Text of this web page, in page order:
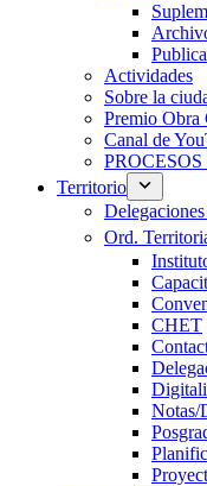
Actividades
Sobre la
Premio Obra
Canal de
PROCESOS
Territorio
Ord.
CHET
Notas/